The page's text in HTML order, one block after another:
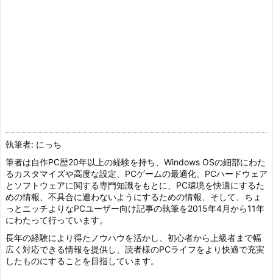
執筆者: にっち
筆者は自作PC歴20年以上の経験を持ち、Windows OSの細部にわた
るカスタマイズや高度な設定、PCゲームの最適化、PCハードウェア
とソフトウェアに関する専門知識をもとに、PC環境を快適にするた
めの情報、不具合に遭わないようにするための情報、そして、ちょ
っとニッチよりなPCユーザー向け記事の執筆を2015年4月から11年
にわたって行っています。
長年の経験により得たノウハウを活かし、初心者から上級者まで幅
広く対応できる情報を提供し、読者様のPCライフをより快適で充実
したものにすることを目指しています。